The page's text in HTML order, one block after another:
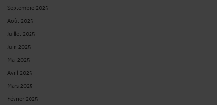
Septembre 2025
Août 2025
Juillet 2025
Juin 2025
Mai 2025
Avril 2025
Mars 2025
Février 2025